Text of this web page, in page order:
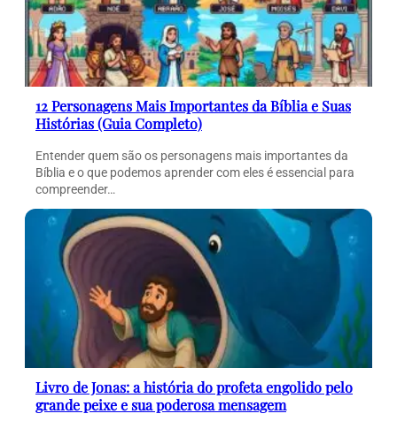
12 Personagens Mais Importantes da Bíblia e Suas
Histórias (Guia Completo)
Entender quem são os personagens mais importantes da
Bíblia e o que podemos aprender com eles é essencial para
compreender…
Livro de Jonas: a história do profeta engolido pelo
grande peixe e sua poderosa mensagem